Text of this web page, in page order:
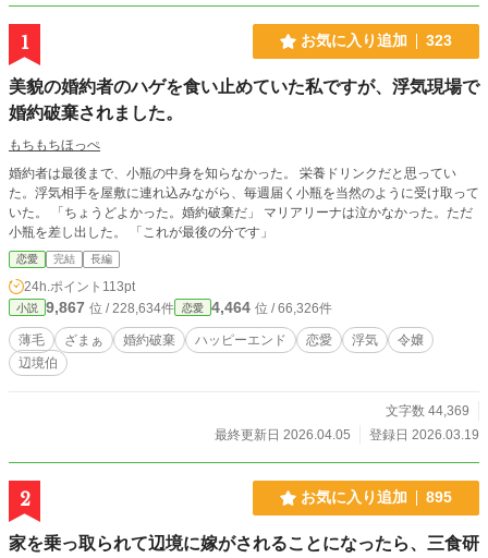
1 お気に入り追加 323
美貌の婚約者のハゲを食い止めていた私ですが、浮気現場で
婚約破棄されました。
もちもちほっぺ
婚約者は最後まで、小瓶の中身を知らなかった。 栄養ドリンクだと思ってい
た。浮気相手を屋敷に連れ込みながら、毎週届く小瓶を当然のように受け取って
いた。 「ちょうどよかった。婚約破棄だ」 マリアリーナは泣かなかった。ただ
小瓶を差し出した。 「これが最後の分です」
恋愛 完結 長編
24h.ポイント 113pt
小説 9,867 位 / 228,634件 恋愛 4,464 位 / 66,326件
薄毛 ざまぁ 婚約破棄 ハッピーエンド 恋愛 浮気
令嬢
辺境伯
文字数 44,369
最終更新日 2026.04.05
登録日 2026.03.19
2 お気に入り追加 895
家を乗っ取られて辺境に嫁がされることになったら、三食研